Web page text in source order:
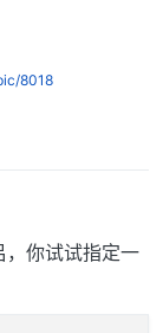
8018
下午4:36
，你试试指定一